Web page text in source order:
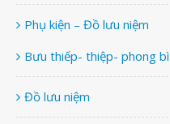
Phụ kiện – Đồ lưu niệm
Bưu thiếp- thiệp- phong bì
Đồ lưu niệm